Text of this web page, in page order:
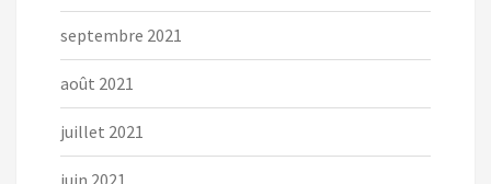
septembre 2021
août 2021
juillet 2021